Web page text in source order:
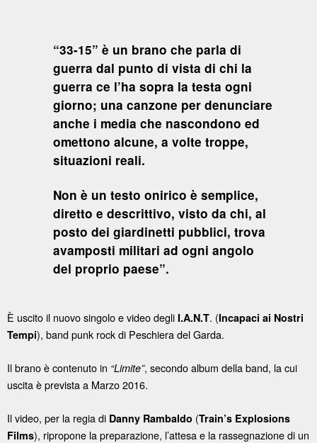
“33-15” è un brano che parla di
guerra dal punto di vista di chi la
guerra ce l’ha sopra la testa ogni
giorno; una canzone per denunciare
anche i media che nascondono ed
omettono alcune, a volte troppe,
situazioni reali.
Non è un testo onirico è semplice,
diretto e descrittivo, visto da chi, al
posto dei giardinetti pubblici, trova
avamposti militari ad ogni angolo
del proprio paese”.
È uscito il nuovo singolo e video degli I.A.N.T. (Incapaci ai Nostri
Tempi), band punk rock di Peschiera del Garda.
Il brano è contenuto in “Limite”, secondo album della band, la cui
uscita è prevista a Marzo 2016.
Il video, per la regia di Danny Rambaldo (Train’s Explosions
Films), ripropone la preparazione, l’attesa e la rassegnazione di un